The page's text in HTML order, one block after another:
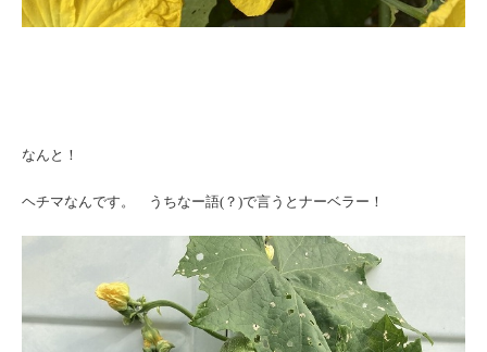
なんと！
ヘチマなんです。 うちなー語(？)で言うとナーベラー！